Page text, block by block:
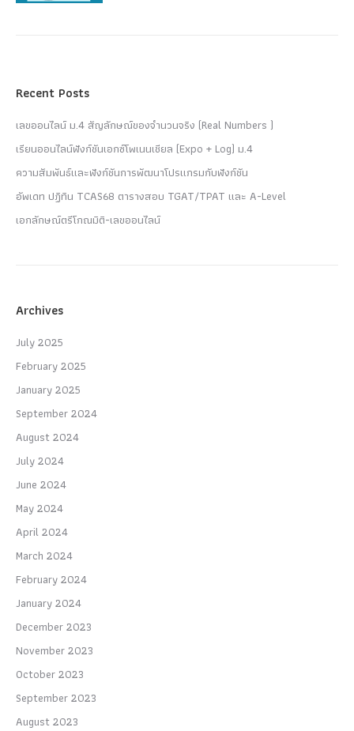
Recent Posts
เลขออนไลน์ ม.4 สัญลักษณ์ของจำนวนจริง (Real Numbers )
เรียนออนไลน์ฟังก์ชันเอกซ์โพเนนเชียล (Expo + Log) ม.4
ความสัมพันธ์และฟังก์ชันการพัฒนาโปรแกรมกับฟังก์ชัน
อัพเดท ปฏิทิน TCAS68 ตารางสอบ TGAT/TPAT และ A-Level
เอกลักษณ์ตรีโกณมิติ-เลขออนไลน์
Archives
July 2025
February 2025
January 2025
September 2024
August 2024
July 2024
June 2024
May 2024
April 2024
March 2024
February 2024
January 2024
December 2023
November 2023
October 2023
September 2023
August 2023